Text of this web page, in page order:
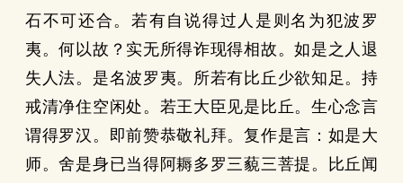
石不可还合。若有自说得过人是则名为犯波罗
夷。何以故？实无所得诈现得相故。如是之人退
失人法。是名波罗夷。所若有比丘少欲知足。持
戒清净住空闲处。若王大臣见是比丘。生心念言
谓得罗汉。即前赞恭敬礼拜。复作是言：如是大
师。舍是身已当得阿耨多罗三藐三菩提。比丘闻